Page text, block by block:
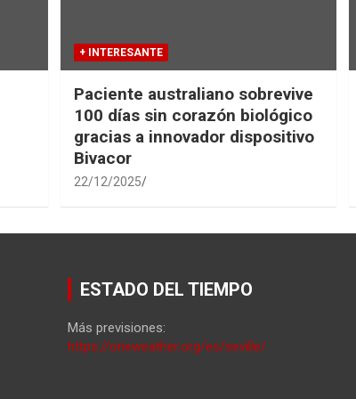
+ INTERESANTE
Paciente australiano sobrevive
100 días sin corazón biológico
gracias a innovador dispositivo
Bivacor
22/12/2025
ESTADO DEL TIEMPO
Más previsiones:
https://oneweather.org/es/seville/